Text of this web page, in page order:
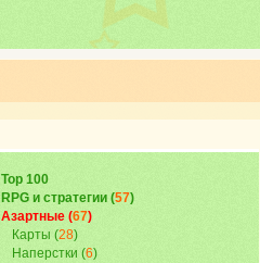
Top 100
RPG и стратегии (57)
Азартные (67)
Карты (28)
Наперстки (6)